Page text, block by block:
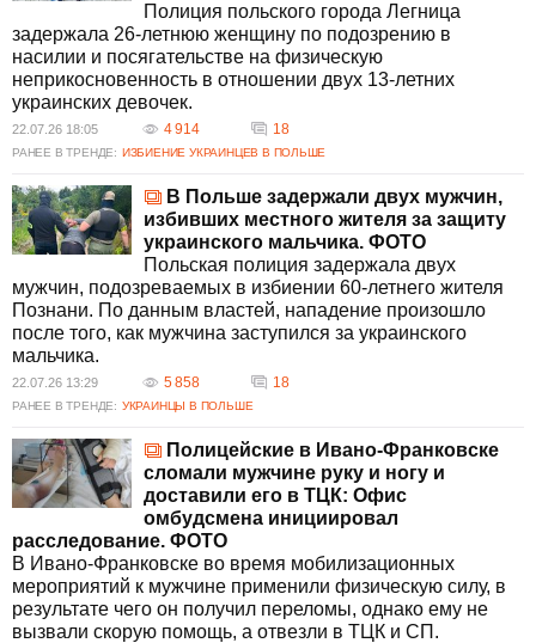
Полиция польского города Легница
задержала 26-летнюю женщину по подозрению в
насилии и посягательстве на физическую
неприкосновенность в отношении двух 13-летних
украинских девочек.
22.07.26 18:05 4 914 18
РАНЕЕ В ТРЕНДЕ: ИЗБИЕНИЕ УКРАИНЦЕВ В ПОЛЬШЕ
В Польше задержали двух мужчин,
избивших местного жителя за защиту
украинского мальчика. ФОТО
Польская полиция задержала двух
мужчин, подозреваемых в избиении 60-летнего жителя
Познани. По данным властей, нападение произошло
после того, как мужчина заступился за украинского
мальчика.
22.07.26 13:29 5 858 18
РАНЕЕ В ТРЕНДЕ: УКРАИНЦЫ В ПОЛЬШЕ
Полицейские в Ивано-Франковске
сломали мужчине руку и ногу и
доставили его в ТЦК: Офис
омбудсмена инициировал
расследование. ФОТО
В Ивано-Франковске во время мобилизационных
мероприятий к мужчине применили физическую силу, в
результате чего он получил переломы, однако ему не
вызвали скорую помощь, а отвезли в ТЦК и СП.